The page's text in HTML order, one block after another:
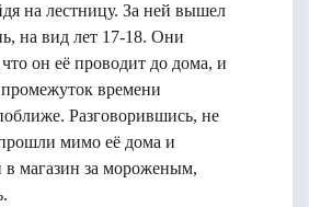
на лестницу. За ней вышел
на вид лет 17-18. Они
он её проводит до дома, и
промежуток времени
Разговорившись, не
мимо её дома и
в магазин за мороженым,